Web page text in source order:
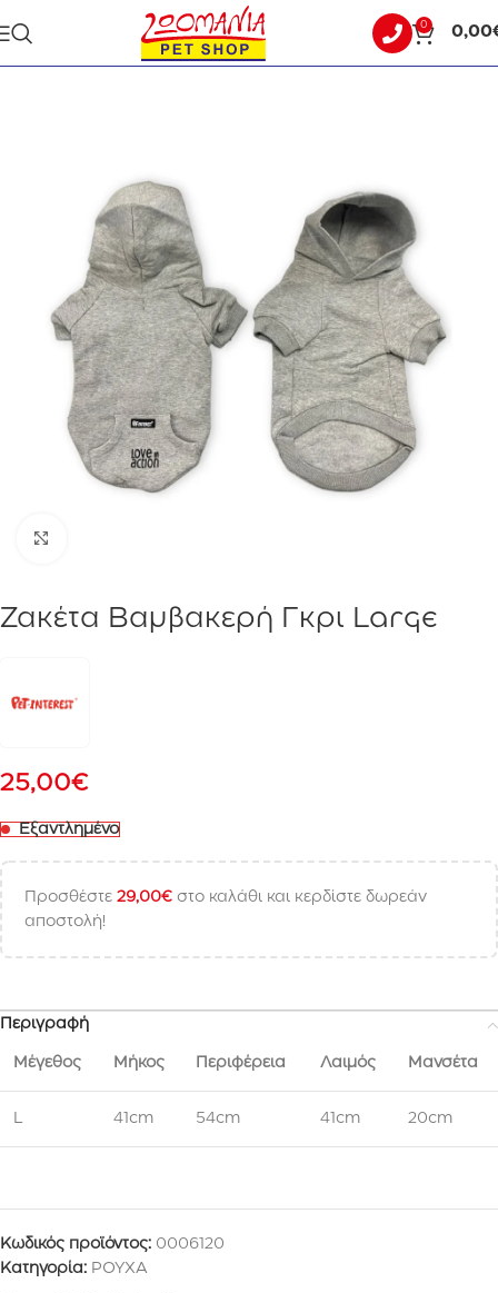
0 0,00
ΣΚΥΛΟΣ ΡΟΥΧΑ
Ζακέτα Βαμβακερή Γκρι Large
25,00€
Εξαντλημένο
Προσθέστε 29,00€ στο καλάθι και κερδίστε δωρεάν
αποστολή!
Περιγραφή
Μέγεθος Μήκος Περιφέρεια Λαιμός Μανσέτα
41cm 54cm 41cm 20cm
Κωδικός προϊόντος: 0006120
Κατηγορία: ΡΟΥΧΑ